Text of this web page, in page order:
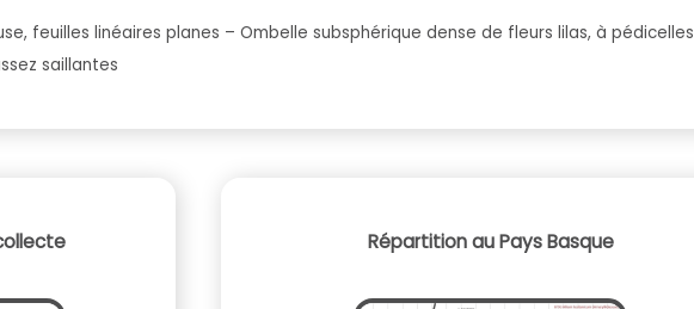
feuilles linéaires planes – Ombelle subsphérique dense de fleurs lilas, à pédicelles
saillantes
Répartition au Pays Basque